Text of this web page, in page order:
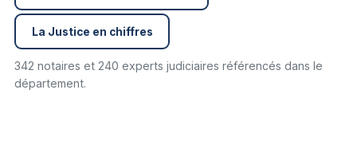
La Justice en chiffres
342 notaires et 240 experts judiciaires référencés dans le
département.